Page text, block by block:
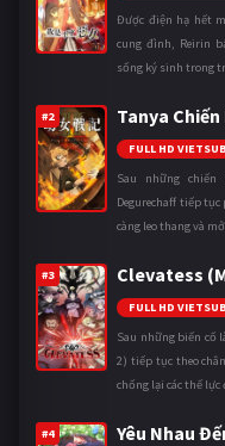
Được điện hạ hết
cung đình, Reirin
sống ký sinh trong
#2 Tanya Chiến
FULL HD VIETSUB
Sau những
Degurechaff tiếp
càng leo thang và
#3 Clevatess
FULL HD VIETSUB
Sau những biến cố
2) tiếp tục theo
chống lại các thế
#4 Yêu Nhau